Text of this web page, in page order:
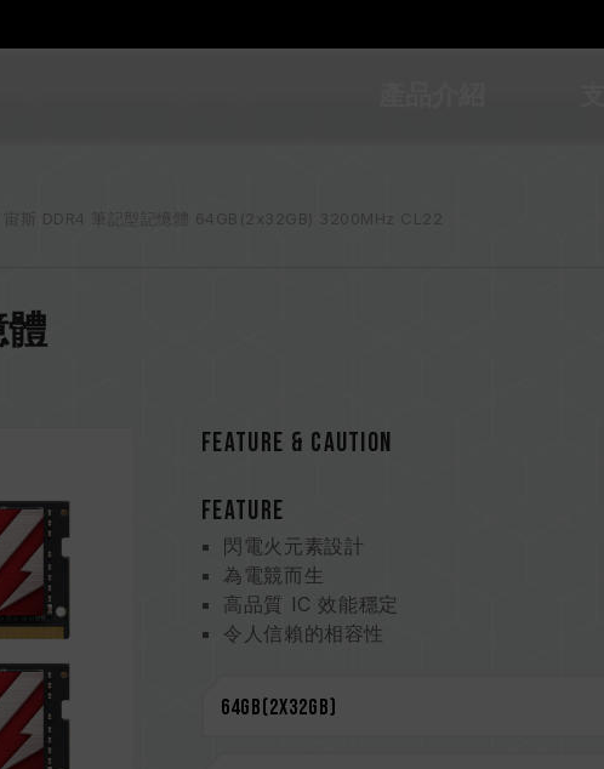
宙斯 DDR4 筆記型記憶體 64GB(2x32GB) 3200MHz CL22
體
FEATURE & CAUTION
FEATURE
閃電火元素設計
為電競而生
高品質 IC 效能穩定
令人信賴的相容性
CAUTION